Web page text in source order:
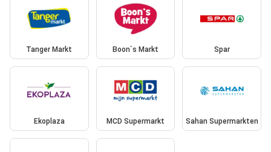
Tanger Markt Boon`s Markt Spar
Ekoplaza MCD Supermarkt Sahan Supermarkten